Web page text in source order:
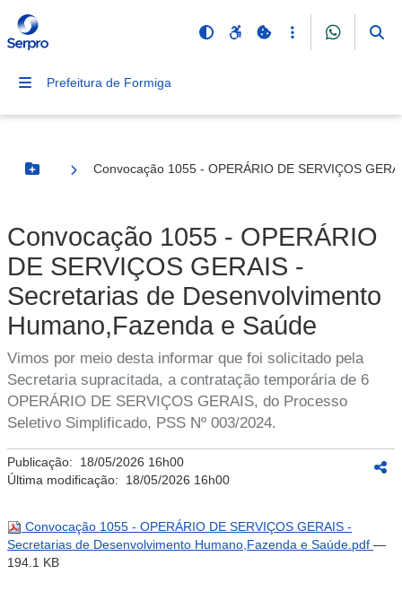
Prefeitura de Formiga
Botão Menu
Convocação 1055 - OPERÁRIO DE SERVIÇOS
Convocação 1055 - OPERÁRIO
DE SERVIÇOS GERAIS -
Secretarias de Desenvolvimento
Humano,Fazenda e Saúde
Vimos por meio desta informar que foi solicitado pela
Secretaria supracitada, a contratação temporária de 6
OPERÁRIO DE SERVIÇOS GERAIS, do Processo
Seletivo Simplificado, PSS Nº 003/2024.
Publicação: 18/05/2026 16h00
Última modificação: 18/05/2026 16h00
Convocação 1055 - OPERÁRIO DE SERVIÇOS GERAIS -
Secretarias de Desenvolvimento Humano,Fazenda e Saúde.pdf —
194.1 KB